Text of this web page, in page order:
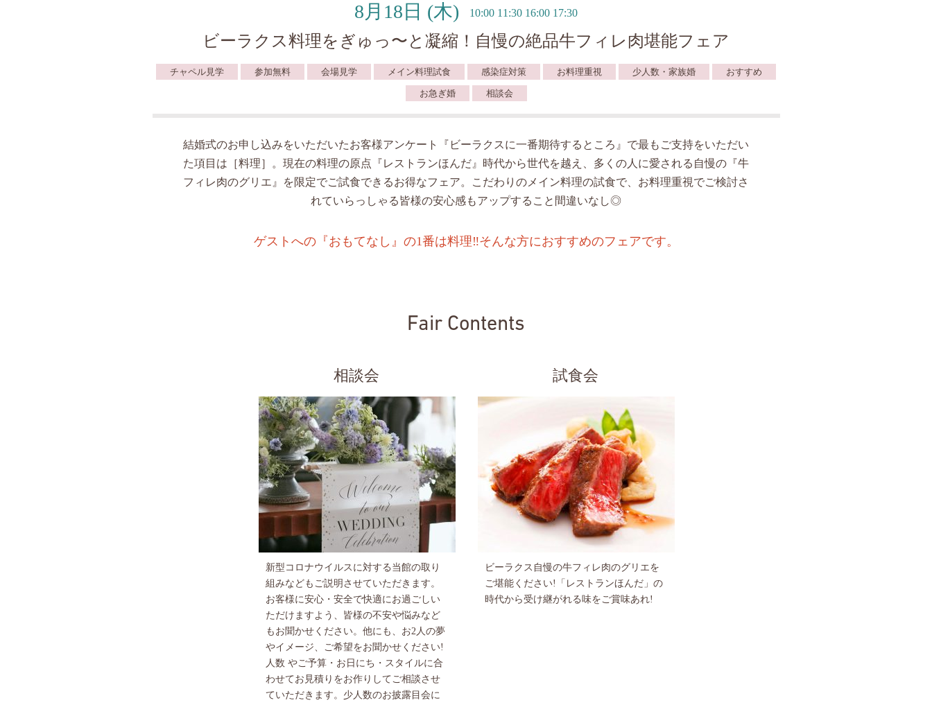
8月18日 (木) 10:00 11:30 16:00 17:30
ビーラクス料理をぎゅっ〜と凝縮！自慢の絶品牛フィレ肉堪能フェア
チャペル見学 参加無料 会場見学 メイン料理試食 感染症対策 お料理重視 少人数・家族婚 おすすめ
お急ぎ婚 相談会
結婚式のお申し込みをいただいたお客様アンケート『ビーラクスに一番期待するところ』で最もご支持をいただい
た項目は［料理］。現在の料理の原点『レストランほんだ』時代から世代を越え、多くの人に愛される自慢の『牛
フィレ肉のグリエ』を限定でご試食できるお得なフェア。こだわりのメイン料理の試食で、お料理重視でご検討さ
れていらっしゃる皆様の安心感もアップすること間違いなし◎
ゲストへの『おもてなし』の1番は料理‼️そんな方におすすめのフェアです。
Fair Contents
相談会
新型コロナウイルスに対する当館の取り
組みなどもご説明させていただきます。
お客様に安心・安全で快適にお過ごしい
ただけますよう、皆様の不安や悩みなど
もお聞かせください。他にも、お2人の夢
やイメージ、ご希望をお聞かせください!
人数 やご予算・お日にち・スタイルに合
わせてお見積りをお作りしてご相談させ
ていただきます。少人数のお披露目会に
試食会
ビーラクス自慢の牛フィレ肉のグリエを
ご堪能ください!「レストランほんだ」の
時代から受け継がれる味をご賞味あれ!